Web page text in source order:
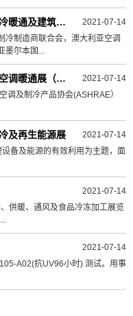
山心子参加2016年澳大利亚国际空调制冷暖通及建筑服务展
2021-07-14
冷制造商联合会，澳大利亚空调
墨尔本国...
山心子参加2016年美国奥兰多国际制冷空调暖通展（AHR)
2021-07-14
调及制冷产品协会(ASHRAE）
及再生能源展
2021-07-14
备及能源的有效利用为主题，面
2021-07-14
供暖、通风及食品冷冻加工展览
2021-07-14
A02(抗UV96小时) 测试。用事